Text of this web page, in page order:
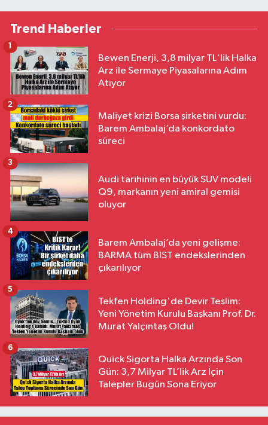
Trend Haberler
Bewen Enerji, 3,8 milyar TL'lik Halka
Arz ile Sermaye Piyasalarına Adım
Atıyor
1
Maliyet krizi Borsa şirketini vurdu:
Barem Ambalaj’da konkordato
süreci
2
Audi tarihinin en büyük SUV modeli
Q9, markanın yeni amiral gemisi
oluyor
3
Barem Ambalaj’da yeni gelişme:
BARMA tüm BIST endekslerinden
çıkarılıyor
4
Tekfen Holding'de Devir Teslim:
Yeni Yönetim Kurulu Başkanı Prof. Dr.
Murat Yalçıntaş Oldu!
5
Quick Sigorta Halka Arzında Son
Gün: 3,7 Milyar TL’lik Arz İçin
Talepler Bugün Sona Eriyor
6